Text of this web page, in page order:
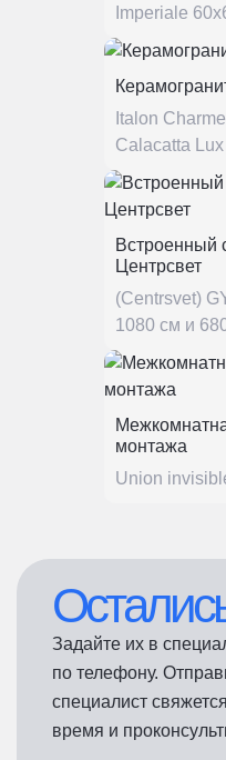
Imperiale
Italon
Calacatta
Встроенный
Центрсвет
(Centrsvet)
1080 см и
монтажа
Union
Задайте их в
по телефону.
специалист
время и